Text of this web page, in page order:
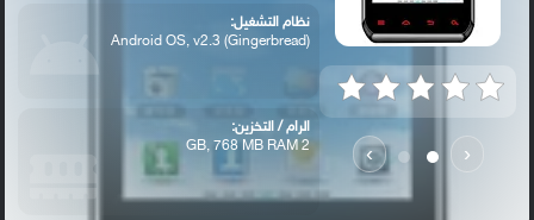
‹
›
نظام التشغيل:
Android OS, v2.3 (Gingerbread)
الرام / التخزين:
2 GB, 768 MB RAM